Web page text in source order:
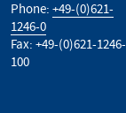
Phone: +49-(0)621-
1246-0
Fax: +49-(0)621-1246-
100